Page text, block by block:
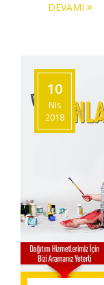
DEVAMI
10
Nis
2018